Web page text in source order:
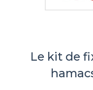
Le kit de